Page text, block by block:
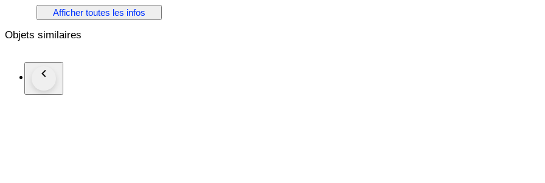
Frontseinen aan beide kanten tegelijk
Lengte 20cm
De locomotief getest en rijdt prima.
Zie foto`s voor goede indruk
Afficher toutes les infos
Objets similaires